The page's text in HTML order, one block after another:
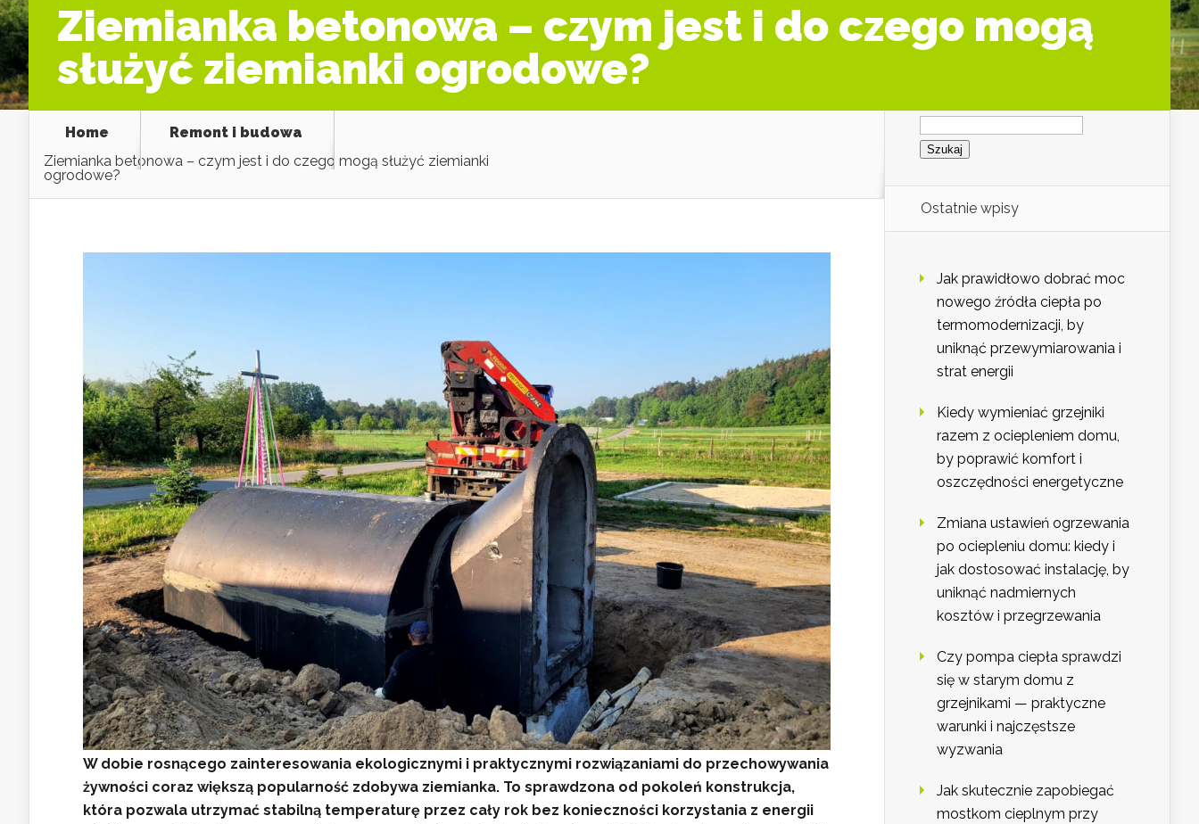
Ziemianka betonowa – czym jest i do czego mogą
służyć ziemianki ogrodowe?
Home
Remont i budowa
Ziemianka betonowa – czym jest i do czego mogą służyć ziemianki
ogrodowe?
W dobie rosnącego zainteresowania ekologicznymi i praktycznymi rozwiązaniami do przechowywania
żywności coraz większą popularność zdobywa ziemianka. To sprawdzona od pokoleń konstrukcja,
która pozwala utrzymać stabilną temperaturę przez cały rok bez konieczności korzystania z energii
Szukaj:
Ostatnie wpisy
Jak prawidłowo dobrać moc
nowego źródła ciepła po
termomodernizacji, by
uniknąć przewymiarowania i
strat energii
Kiedy wymieniać grzejniki
razem z ociepleniem domu,
by poprawić komfort i
oszczędności energetyczne
Zmiana ustawień ogrzewania
po ociepleniu domu: kiedy i
jak dostosować instalację, by
uniknąć nadmiernych
kosztów i przegrzewania
Czy pompa ciepła sprawdzi
się w starym domu z
grzejnikami — praktyczne
warunki i najczęstsze
wyzwania
Jak skutecznie zapobiegać
mostkom cieplnym przy